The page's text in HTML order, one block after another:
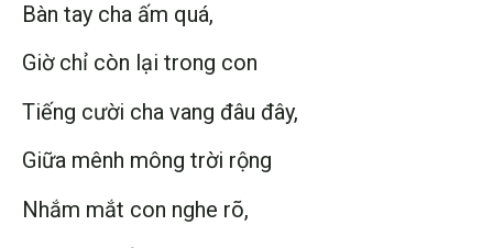
Bàn tay cha ấm quá,
Giờ chỉ còn lại trong con
Tiếng cười cha vang đâu đây,
Giữa mênh mông trời rộng
Nhắm mắt con nghe rõ,